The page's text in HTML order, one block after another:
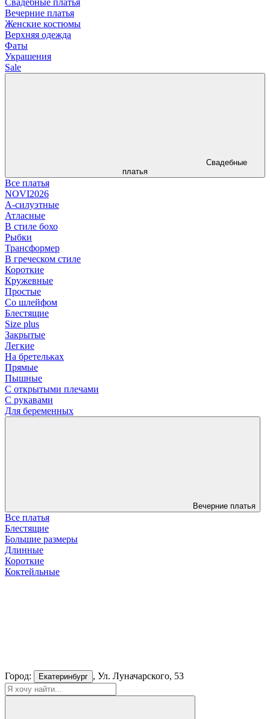
Вечерние платья
Женские костюмы
Верхняя одежда
Фаты
Украшения
Sale
Свадебные
платья
Все платья
NOVI2026
А-силуэтные
Атласные
В стиле бохо
Рыбки
Трансформер
В греческом стиле
Короткие
Кружевные
Простые
Со шлейфом
Блестящие
Size plus
Закрытые
Легкие
На бретельках
Прямые
Пышные
С открытыми плечами
С рукавами
Для беременных
Вечерние платья
Все платья
Блестящие
Большие размеры
Длинные
Короткие
Коктейльные
Город: Екатеринбург , Ул. Луначарского, 53